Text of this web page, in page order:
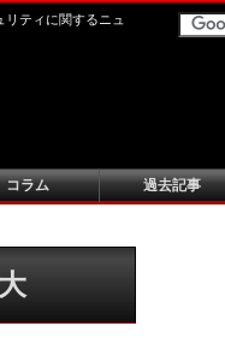
ティに関するニュ
コラム 過去記事